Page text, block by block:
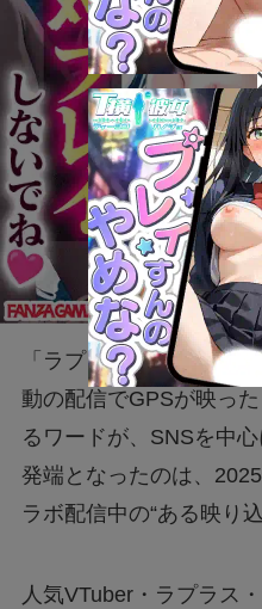
「ラプラスの住所が特
動の配信でGPSが映っ
るワードが、SNSを中
発端となったのは、
ラボ配信中の“ある映り込
人気VTuber・ラプラス